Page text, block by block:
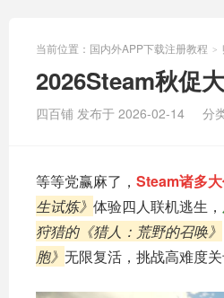
当前位置： 国内外APP下载注册教程 >
2026Steam秋促
四百铺 发布于 2026-02-14 分
等等党赢麻了， Steam诸多
生试炼》 体验四人联机逃生，
狩猎的《猎人：荒野的召唤》
胞》 无限复活，挑战高难度关